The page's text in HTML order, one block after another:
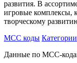
развития. В
игровые комплексы,
творческому
MCC коды Категории
Данные по MCC-